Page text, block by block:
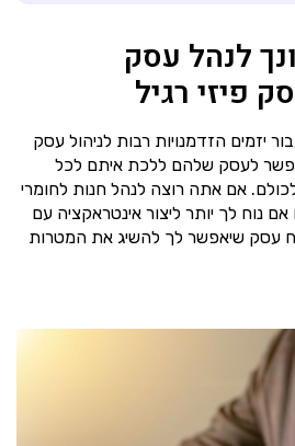
לנהל עסק
פיזי רגיל
יזמים הזדמנויות רבות לניהול עסק
לעסק שלהם ללכת איתם לכל
אם אתה רוצה לנהל חנות לחומרי
אם נוח לך יותר ליצור אינטראקציה עם
עסק שיאפשר לך להשיג את המטרות